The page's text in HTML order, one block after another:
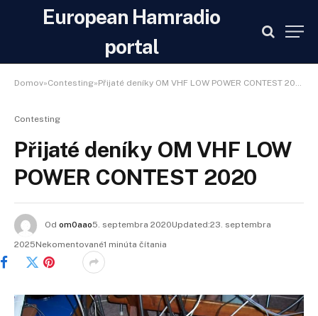
European Hamradio
portal
Domov»Contesting»Přijaté deníky OM VHF LOW POWER CONTEST 2020
Contesting
Přijaté deníky OM VHF LOW
POWER CONTEST 2020
Od om0aao5. septembra 2020Updated:23. septembra
2025Nekomentované1 minúta čítania
FacebookTwitterPinterest